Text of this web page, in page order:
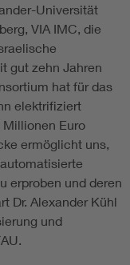
Universität
VIA IMC, die
gut zehn Jahren
hat für das
elektrifiziert
Euro
ermöglicht uns,
erproben und deren
Dr. Alexander Kühl
und